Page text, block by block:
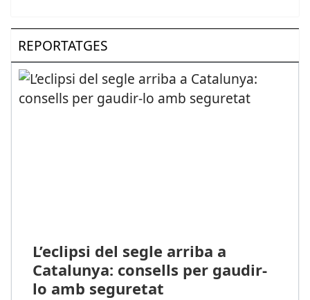
REPORTATGES
L’eclipsi del segle arriba a
Catalunya: consells per gaudir-
lo amb seguretat